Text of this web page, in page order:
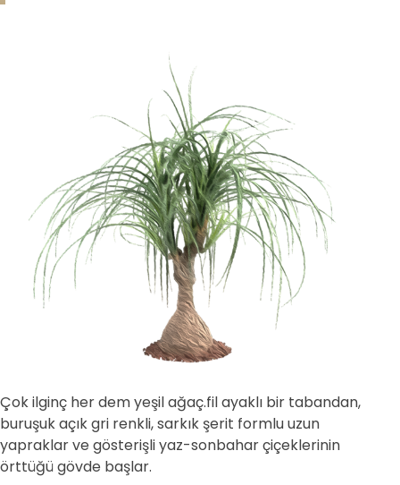
Çok ilginç her dem yeşil ağaç.fil ayaklı bir tabandan,
buruşuk açık gri renkli, sarkık şerit formlu uzun
yapraklar ve gösterişli yaz-sonbahar çiçeklerinin
örttüğü gövde başlar.